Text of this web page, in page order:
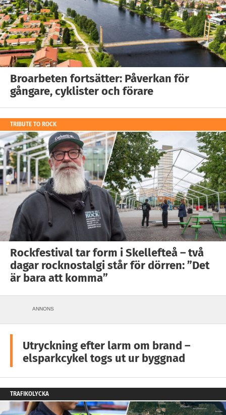
Broarbeten fortsätter: Påverkan för
gångare, cyklister och förare
TRIBUTE TO ROCK
Rockfestival tar form i Skellefteå – två
dagar rocknostalgi står för dörren: ”Det
är bara att komma”
ANNONS
Utryckning efter larm om brand –
elsparkcykel togs ut ur byggnad
TRAFIKOLYCKA